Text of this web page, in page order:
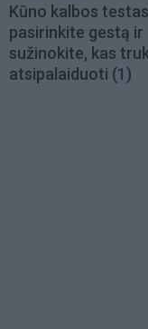
Kūno kalbos
pasirinkite gestą ir
sužinokite, kas
atsipalaiduoti (1)